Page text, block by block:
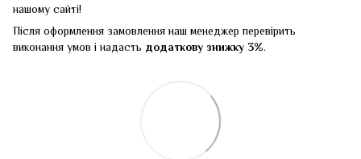
нашому сайті!
Після оформлення замовлення наш менеджер перевірить
виконання умов і надасть додаткову знижку 3%.